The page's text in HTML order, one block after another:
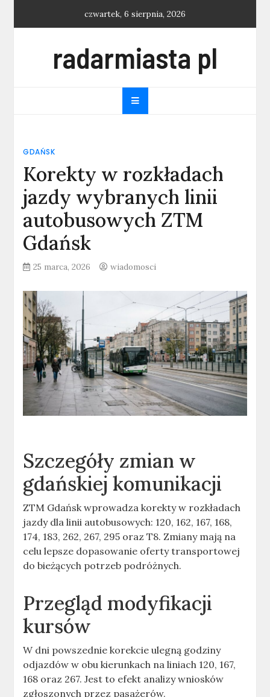
czwartek, 6 sierpnia, 2026
radarmiasta pl
GDAŃSK
Korekty w rozkładach
jazdy wybranych linii
autobusowych ZTM
Gdańsk
25 marca, 2026 wiadomosci
Szczegóły zmian w
gdańskiej komunikacji
ZTM Gdańsk wprowadza korekty w rozkładach
jazdy dla linii autobusowych: 120, 162, 167, 168,
174, 183, 262, 267, 295 oraz T8. Zmiany mają na
celu lepsze dopasowanie oferty transportowej
do bieżących potrzeb podróżnych.
Przegląd modyfikacji
kursów
W dni powszednie korekcie ulegną godziny
odjazdów w obu kierunkach na liniach 120, 167,
168 oraz 267. Jest to efekt analizy wniosków
zgłoszonych przez pasażerów.